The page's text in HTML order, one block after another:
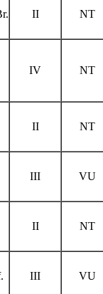
II NT
IV NT
II NT
III VU
II NT
III VU